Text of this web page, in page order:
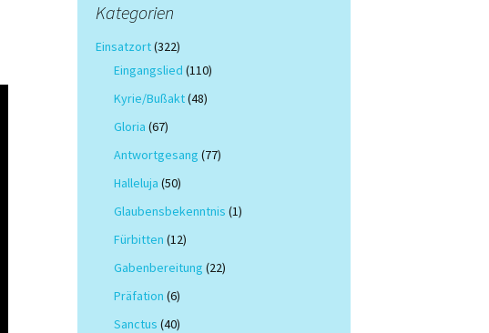
Kategorien
Einsatzort(322)
Eingangslied (110)
Kyrie/Bußakt(48)
Gloria (67)
Antwortgesang (77)
Halleluja (50)
Glaubensbekenntnis (1)
Fürbitten (12)
Gabenbereitung (22)
Präfation (6)
Sanctus (40)